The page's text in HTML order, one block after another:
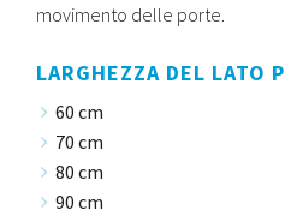
movimento delle porte.
LARGHEZZA DEL LATO
60 cm
70 cm
80 cm
90 cm